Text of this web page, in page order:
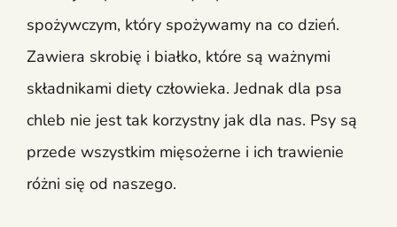
spożywczym, który spożywamy na co dzień.
Zawiera skrobię i białko, które są ważnymi
składnikami diety człowieka. Jednak dla psa
chleb nie jest tak korzystny jak dla nas. Psy są
przede wszystkim mięsożerne i ich trawienie
różni się od naszego.